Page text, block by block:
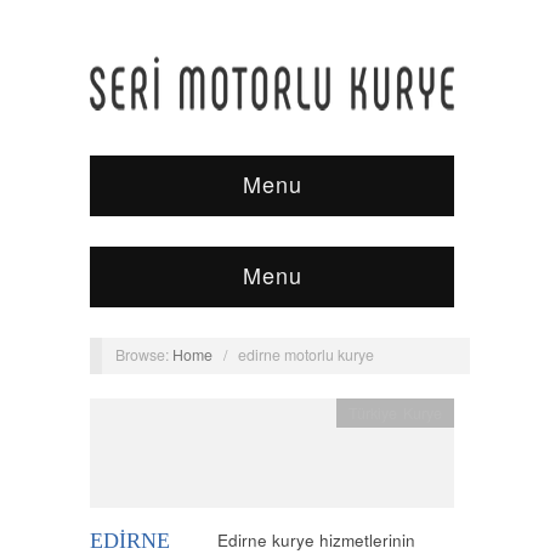
Menu
Menu
Browse: Home / edirne motorlu kurye
EDIRNE
Edirne kurye hizmetlerinin